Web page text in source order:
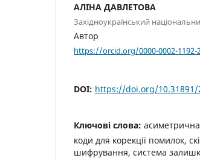
АЛІНА ДАВЛЕТОВА
Західноукраїнський
Автор
https://orcid.org/0000-0002-1192-
DOI: https://doi.org/10.31891/
Ключові слова:
коди для корекції помилок,
шифрування, система